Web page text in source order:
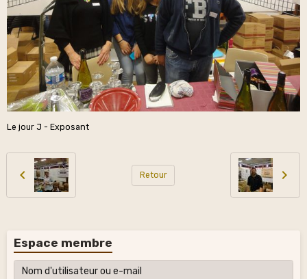
Le jour J - Exposant
Retour
Espace membre